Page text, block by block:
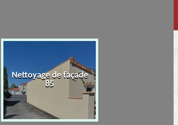
Nettoyage de façade
85
Devis nettoyage